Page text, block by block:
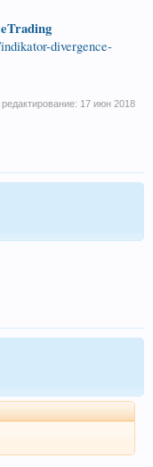
divergence-
17 июн 2018